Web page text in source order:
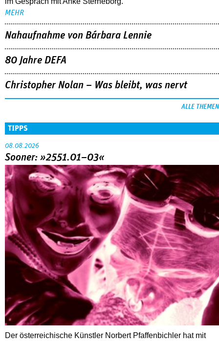
MEHR
Nahaufnahme von Bárbara Lennie
80 Jahre DEFA
Christopher Nolan – Was bleibt, was nervt
ALLE THEMEN
TIPPS
08.08.2026
Sooner: »2551.01–03«
Der österreichische Künstler Norbert Pfaffenbichler hat mit